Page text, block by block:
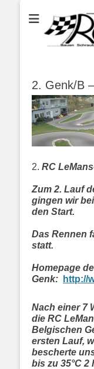
...bauen
2. Genk/B
2. RC
Zum 2. Lauf
gingen wir
den Start.
Das Rennen
statt.
Homepage
Genk:
http://
Nach einer 7
die RC
Belgischen
ersten Lauf,
bescherte
bis zu 35°C 2